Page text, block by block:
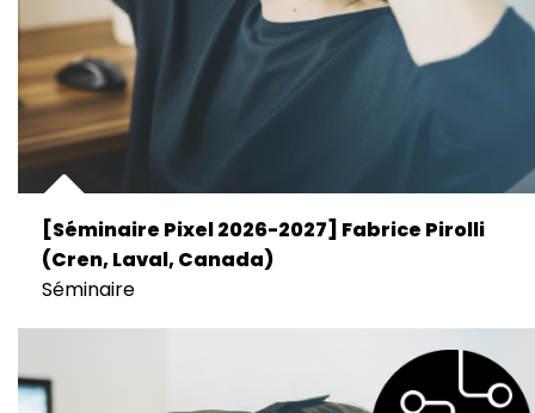
[Séminaire Pixel 2026-2027] Fabrice Pirolli
(Cren, Laval, Canada)
Séminaire